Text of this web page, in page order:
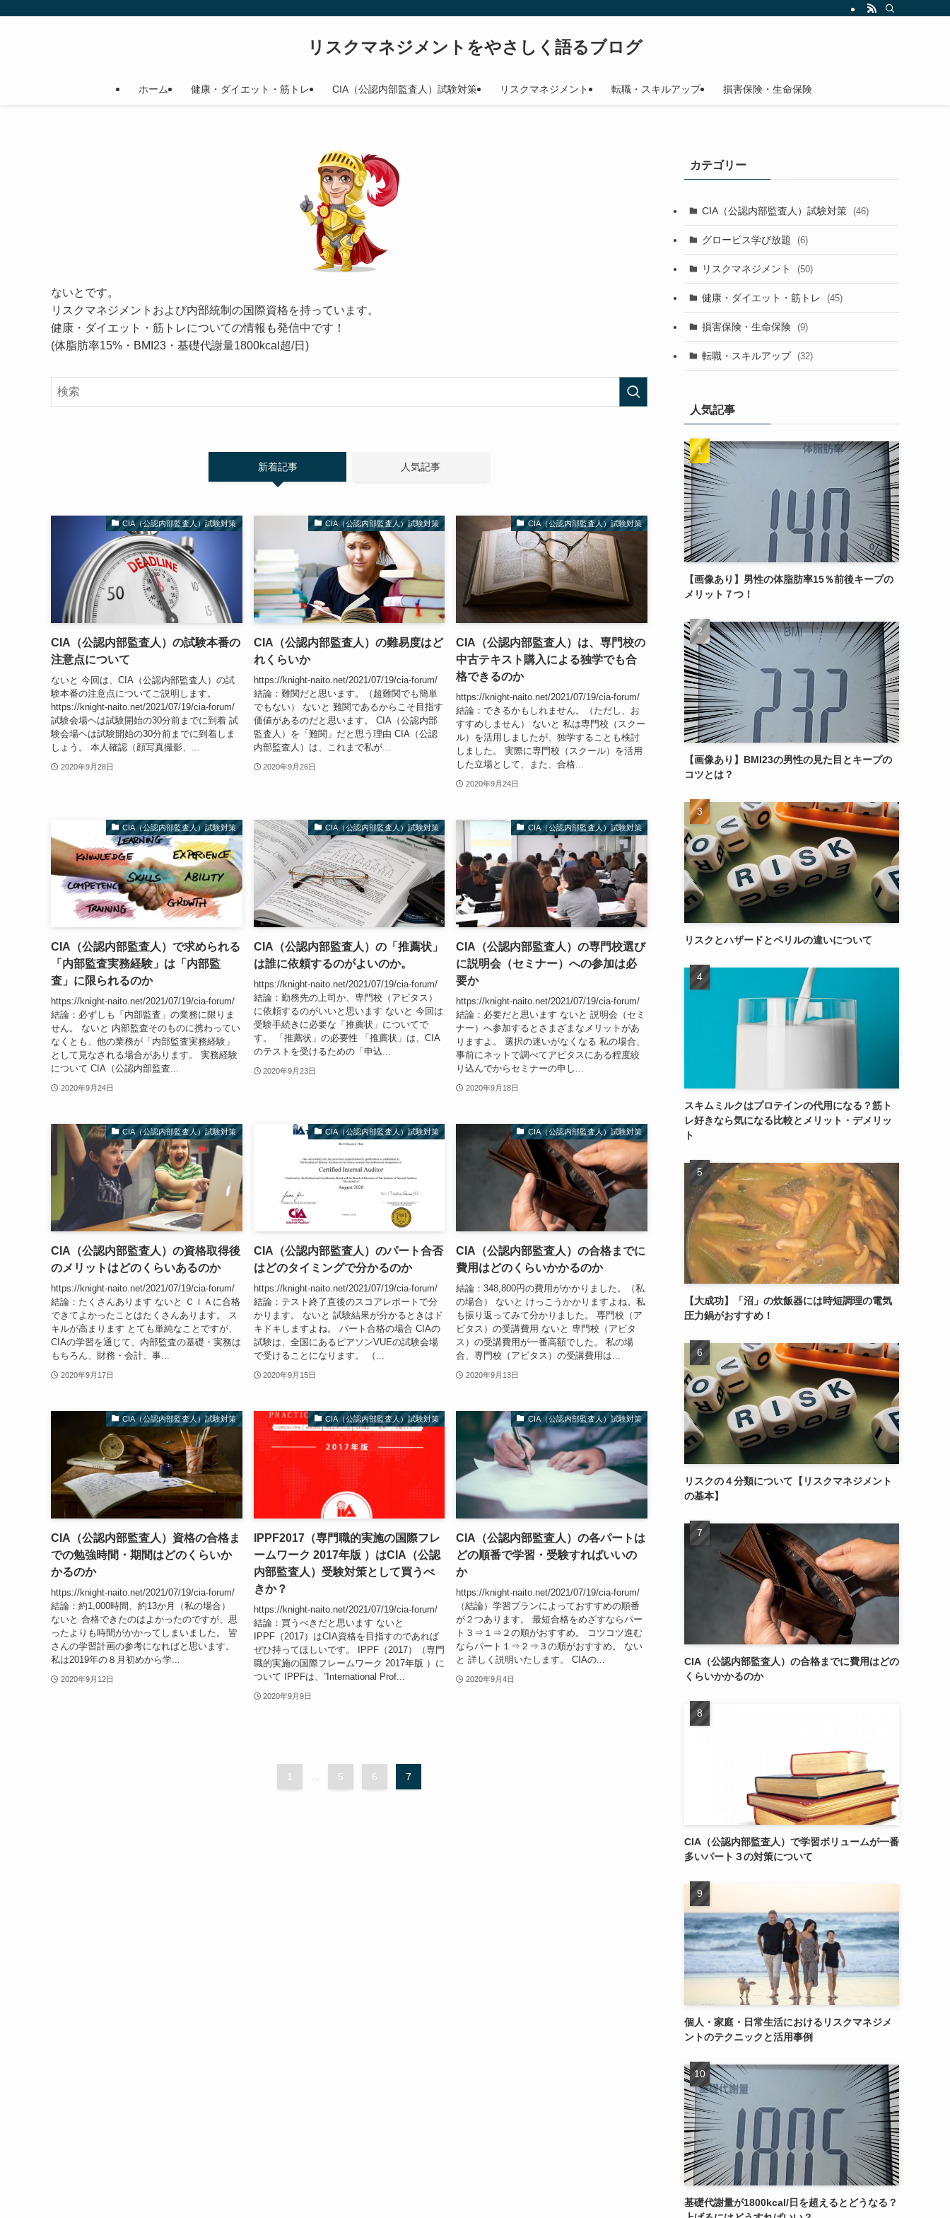
リスクマネジメントをやさしく語るブログ
ホーム 健康・ダイエット・筋トレ CIA（公認内部監査人）試験対策 リスクマネジメント 転職・スキルアップ 損害保険・生命保険
ないとです。
リスクマネジメントおよび内部統制の国際資格を持っています。
健康・ダイエット・筋トレについての情報も発信中です！
(体脂肪率15%・BMI23・基礎代謝量1800kcal超/日)
新着記事 人気記事
CIA（公認内部監査人）試験対策
CIA（公認内部監査人）の試験本番の
注意点について
ないと 今回は、CIA（公認内部監査人）の試
験本番の注意点についてご説明します。
https://knight-naito.net/2021/07/19/cia-forum/
試験会場ヘは試験開始の30分前までに到着 試
験会場ヘは試験開始の30分前までに到着しま
しょう。 本人確認（顔写真撮影、...
2020年9月28日
CIA（公認内部監査人）試験対策
CIA（公認内部監査人）の難易度はど
れくらいか
https://knight-naito.net/2021/07/19/cia-forum/
結論：難関だと思います。（超難関でも簡単
でもない） ないと 難関であるからこそ目指す
価値があるのだと思います。 CIA（公認内部
監査人）を「難関」だと思う理由 CIA（公認
内部監査人）は、これまで私が...
2020年9月26日
CIA（公認内部監査人）試験対策
CIA（公認内部監査人）は、専門校の
中古テキスト購入による独学でも合
格できるのか
https://knight-naito.net/2021/07/19/cia-forum/
結論：できるかもしれません。（ただし、お
すすめしません） ないと 私は専門校（スクー
ル）を活用しましたが、独学することも検討
しました。 実際に専門校（スクール）を活用
した立場として、また、合格...
2020年9月24日
CIA（公認内部監査人）試験対策
CIA（公認内部監査人）で求められる
「内部監査実務経験」は「内部監
査」に限られるのか
https://knight-naito.net/2021/07/19/cia-forum/
結論：必ずしも「内部監査」の業務に限りま
せん。 ないと 内部監査そのものに携わってい
なくとも、他の業務が「内部監査実務経験」
として見なされる場合があります。 実務経験
について CIA（公認内部監査...
2020年9月24日
CIA（公認内部監査人）試験対策
CIA（公認内部監査人）の「推薦状」
は誰に依頼するのがよいのか。
https://knight-naito.net/2021/07/19/cia-forum/
結論：勤務先の上司か、専門校（アビタス）
に依頼するのがいいと思います ないと 今回は
受験手続きに必要な「推薦状」についてで
す。 「推薦状」の必要性 「推薦状」は、CIA
のテストを受けるための「申込...
2020年9月23日
CIA（公認内部監査人）試験対策
CIA（公認内部監査人）の専門校選び
に説明会（セミナー）への参加は必
要か
https://knight-naito.net/2021/07/19/cia-forum/
結論：必要だと思います ないと 説明会（セミ
ナー）へ参加するとさまざまなメリットがあ
りますよ。 選択の迷いがなくなる 私の場合、
事前にネットで調べてアビタスにある程度絞
り込んでからセミナーの申し...
2020年9月18日
CIA（公認内部監査人）試験対策
CIA（公認内部監査人）の資格取得後
のメリットはどのくらいあるのか
https://knight-naito.net/2021/07/19/cia-forum/
結論：たくさんあります ないと ＣＩＡに合格
できてよかったことはたくさんあります。 ス
キルが高まります とても単純なことですが、
CIAの学習を通じて、内部監査の基礎・実務は
もちろん、財務・会計、事...
2020年9月17日
CIA（公認内部監査人）試験対策
CIA（公認内部監査人）のパート合否
はどのタイミングで分かるのか
https://knight-naito.net/2021/07/19/cia-forum/
結論：テスト終了直後のスコアレポートで分
かります。 ないと 試験結果が分かるときはド
キドキしますよね。 パート合格の場合 CIAの
試験は、全国にあるピアソンVUEの試験会場
で受けることになります。 （...
2020年9月15日
CIA（公認内部監査人）試験対策
CIA（公認内部監査人）の合格までに
費用はどのくらいかかるのか
結論：348,800円の費用がかかりました。（私
の場合） ないと けっこうかかりますよね。私
も振り返ってみて分かりました。 専門校（ア
ビタス）の受講費用 ないと 専門校（アビタ
ス）の受講費用が一番高額でした。 私の場
合、専門校（アビタス）の受講費用は...
2020年9月13日
CIA（公認内部監査人）試験対策
CIA（公認内部監査人）資格の合格ま
での勉強時間・期間はどのくらいか
かるのか
https://knight-naito.net/2021/07/19/cia-forum/
結論：約1,000時間、約13か月（私の場合）
ないと 合格できたのはよかったのですが、思
ったよりも時間がかかってしまいました。 皆
さんの学習計画の参考になればと思います。
私は2019年の８月初めから学...
2020年9月12日
CIA（公認内部監査人）試験対策
IPPF2017（専門職的実施の国際フレ
ームワーク 2017年版 ）はCIA（公認
内部監査人）受験対策として買うべ
きか？
https://knight-naito.net/2021/07/19/cia-forum/
結論：買うべきだと思います ないと
IPPF（2017）はCIA資格を目指すのであれば
ぜひ持ってほしいです。 IPPF（2017）（専門
職的実施の国際フレームワーク 2017年版 ）に
ついて IPPFは、”International Prof...
2020年9月9日
CIA（公認内部監査人）試験対策
CIA（公認内部監査人）の各パートは
どの順番で学習・受験すればいいの
か
https://knight-naito.net/2021/07/19/cia-forum/
（結論）学習プランによっておすすめの順番
が２つあります。 最短合格をめざすならパー
ト３⇒１⇒２の順がおすすめ。 コツコツ進む
ならパート１⇒２⇒３の順がおすすめ。 ない
と 詳しく説明いたします。 CIAの...
2020年9月4日
1 5 6 7
カテゴリー
CIA（公認内部監査人）試験対策 (46)
グロービス学び放題 (6)
リスクマネジメント (50)
健康・ダイエット・筋トレ (45)
損害保険・生命保険 (9)
転職・スキルアップ (32)
人気記事
【画像あり】男性の体脂肪率15％前後キープの
メリット７つ！
【画像あり】BMI23の男性の見た目とキープの
コツとは？
リスクとハザードとペリルの違いについて
スキムミルクはプロテインの代用になる？筋ト
レ好きなら気になる比較とメリット・デメリッ
ト
【大成功】「沼」の炊飯器には時短調理の電気
圧力鍋がおすすめ！
リスクの４分類について【リスクマネジメント
の基本】
CIA（公認内部監査人）の合格までに費用はどの
くらいかかるのか
CIA（公認内部監査人）で学習ボリュームが一番
多いパート３の対策について
個人・家庭・日常生活におけるリスクマネジメ
ントのテクニックと活用事例
基礎代謝量が1800kcal/日を超えるとどうなる？